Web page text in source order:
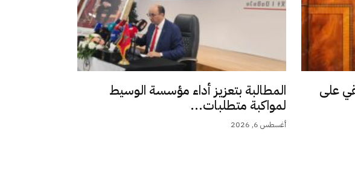
يبقي على المطالبة بتعزيز أداء مؤسسة الوسيط
لمواكبة متطلبات...
أغسطس 6, 2026